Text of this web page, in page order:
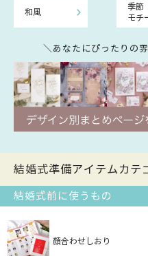
和風
季節
モチ
＼あなたにぴったりの
結婚式準備アイテムカテ
結婚式前に使うもの
顔合わせしおり